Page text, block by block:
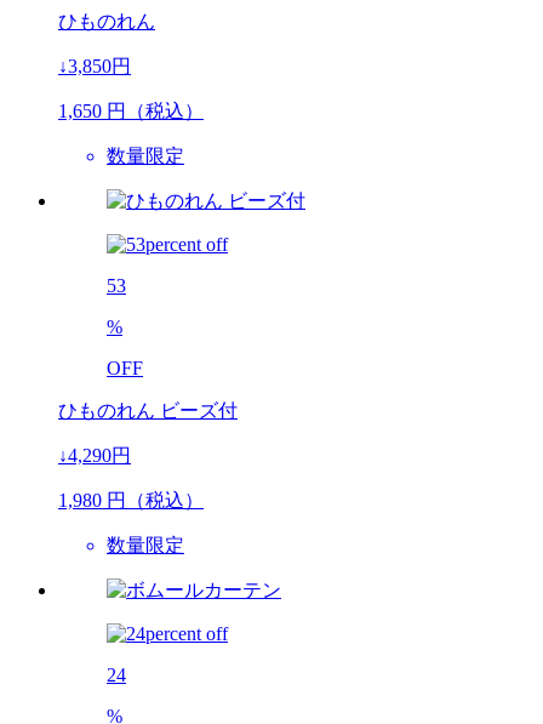
ひものれん
↓3,850円
1,650 円（税込）
数量限定
53
%
OFF
ひものれん ビーズ付
↓4,290円
1,980 円（税込）
数量限定
24
%